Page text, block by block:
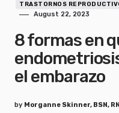
TRASTORNOS
August 22, 2023
8 formas en
el embarazo
by Morganne Skinner, BSN, RN